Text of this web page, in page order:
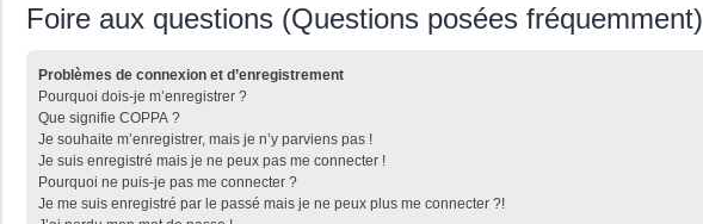
Foire aux questions (Questions posées fréquemment)
Problèmes de connexion et d’enregistrement
Pourquoi dois-je m’enregistrer ?
Que signifie COPPA ?
Je souhaite m’enregistrer, mais je n’y parviens pas !
Je suis enregistré mais je ne peux pas me connecter !
Pourquoi ne puis-je pas me connecter ?
Je me suis enregistré par le passé mais je ne peux plus me connecter ?!